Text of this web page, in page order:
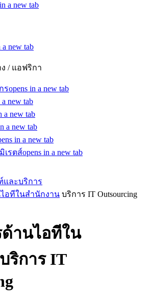
a new tab
a new tab
/ แอฟริกา
รopens in a new tab
a new tab
a new tab
a new tab
in a new tab
เรตส์opens in a new tab
ละบริการ
อทีในสำนักงาน บริการ IT Outsourcing
านไอทีใน
บริการ IT